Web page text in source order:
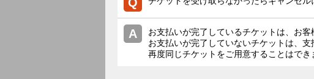
お支払いが完了しているチケットは、お
お支払いが完了していないチケットは、
再度同じチケットをご用意することはで